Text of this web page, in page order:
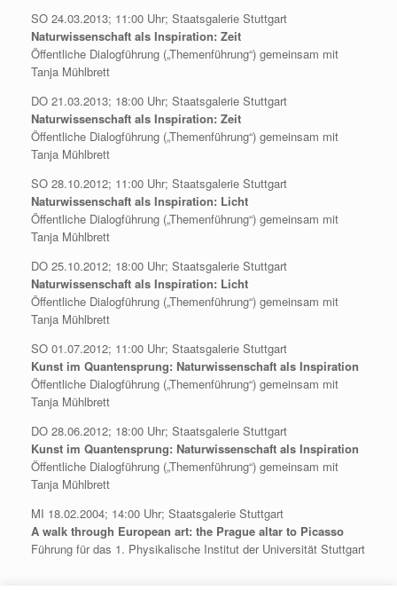
SO 24.03.2013; 11:00 Uhr; Staatsgalerie Stuttgart
Naturwissenschaft als Inspiration: Zeit
Öffentliche Dialogführung („Themenführung“) gemeinsam mit
Tanja Mühlbrett
DO 21.03.2013; 18:00 Uhr; Staatsgalerie Stuttgart
Naturwissenschaft als Inspiration: Zeit
Öffentliche Dialogführung („Themenführung“) gemeinsam mit
Tanja Mühlbrett
SO 28.10.2012; 11:00 Uhr; Staatsgalerie Stuttgart
Naturwissenschaft als Inspiration: Licht
Öffentliche Dialogführung („Themenführung“) gemeinsam mit
Tanja Mühlbrett
DO 25.10.2012; 18:00 Uhr; Staatsgalerie Stuttgart
Naturwissenschaft als Inspiration: Licht
Öffentliche Dialogführung („Themenführung“) gemeinsam mit
Tanja Mühlbrett
SO 01.07.2012; 11:00 Uhr; Staatsgalerie Stuttgart
Kunst im Quantensprung: Naturwissenschaft als Inspiration
Öffentliche Dialogführung („Themenführung“) gemeinsam mit
Tanja Mühlbrett
DO 28.06.2012; 18:00 Uhr; Staatsgalerie Stuttgart
Kunst im Quantensprung: Naturwissenschaft als Inspiration
Öffentliche Dialogführung („Themenführung“) gemeinsam mit
Tanja Mühlbrett
MI 18.02.2004; 14:00 Uhr; Staatsgalerie Stuttgart
A walk through European art: the Prague altar to Picasso
Führung für das 1. Physikalische Institut der Universität Stuttgart